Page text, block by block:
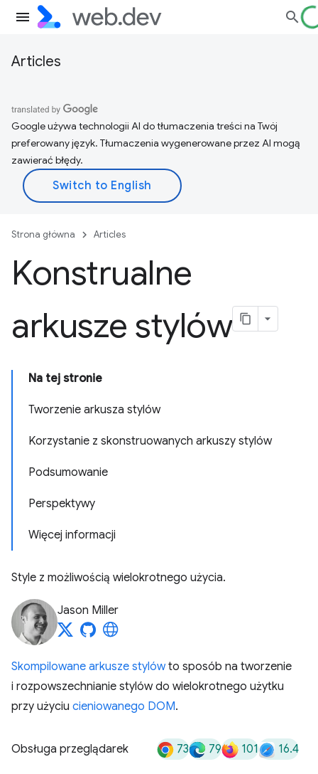
Articles
Google używa technologii AI do tłumaczenia treści na Twój
preferowany język. Tłumaczenia wygenerowane przez AI mogą
zawierać błędy.
Strona główna Articles
Konstrualne
arkusze stylów
Na tej stronie
Tworzenie arkusza stylów
Korzystanie z skonstruowanych arkuszy stylów
Podsumowanie
Perspektywy
Więcej informacji
Style z możliwością wielokrotnego użycia.
Jason Miller
Skompilowane arkusze stylówto sposób na tworzenie
i rozpowszechnianie stylów do wielokrotnego użytku
przy użyciu cieniowanego DOM.
Obsługa przeglądarek 73 79 101 16.4